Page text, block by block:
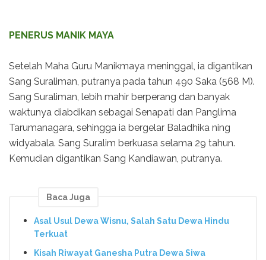
PENERUS MANIK MAYA
Setelah Maha Guru Manikmaya meninggal, ia digantikan
Sang Suraliman, putranya pada tahun 490 Saka (568 M).
Sang Suraliman, lebih mahir berperang dan banyak
waktunya diabdikan sebagai Senapati dan Panglima
Tarumanagara, sehingga ia bergelar Baladhika ning
widyabala. Sang Suralim berkuasa selama 29 tahun.
Kemudian digantikan Sang Kandiawan, putranya.
Baca Juga
Asal Usul Dewa Wisnu, Salah Satu Dewa Hindu
Terkuat
Kisah Riwayat Ganesha Putra Dewa Siwa